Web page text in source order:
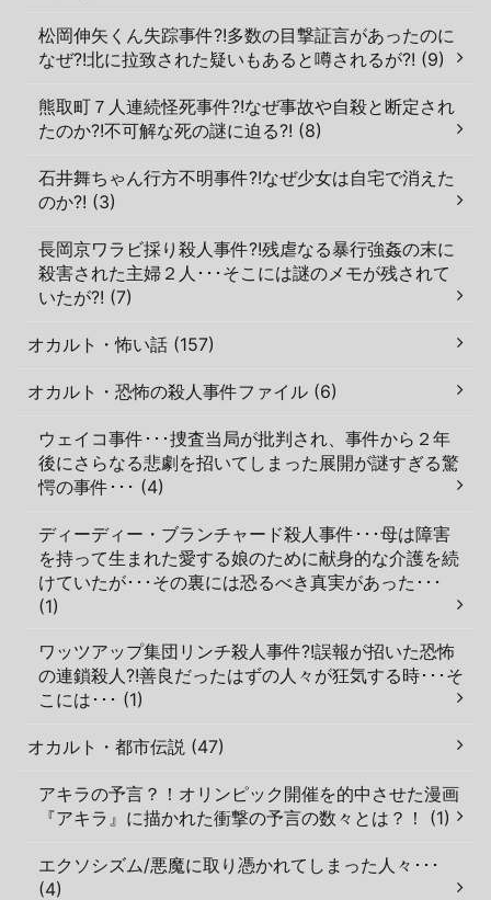
松岡伸矢くん失踪事件?!多数の目撃証言があったのに
なぜ?!北に拉致された疑いもあると噂されるが?! (9)
熊取町７人連続怪死事件?!なぜ事故や自殺と断定され
たのか?!不可解な死の謎に迫る?! (8)
石井舞ちゃん行方不明事件?!なぜ少女は自宅で消えた
のか?! (3)
長岡京ワラビ採り殺人事件?!残虐なる暴行強姦の末に
殺害された主婦２人･･･そこには謎のメモが残されて
いたが?! (7)
オカルト・怖い話 (157)
オカルト・恐怖の殺人事件ファイル (6)
ウェイコ事件･･･捜査当局が批判され、事件から２年
後にさらなる悲劇を招いてしまった展開が謎すぎる驚
愕の事件･･･ (4)
ディーディー・ブランチャード殺人事件･･･母は障害
を持って生まれた愛する娘のために献身的な介護を続
けていたが･･･その裏には恐るべき真実があった･･･
(1)
ワッツアップ集団リンチ殺人事件?!誤報が招いた恐怖
の連鎖殺人?!善良だったはずの人々が狂気する時･･･そ
こには･･･ (1)
オカルト・都市伝説 (47)
アキラの予言？！オリンピック開催を的中させた漫画
『アキラ』に描かれた衝撃の予言の数々とは？！ (1)
エクソシズム/悪魔に取り憑かれてしまった人々･･･
(4)